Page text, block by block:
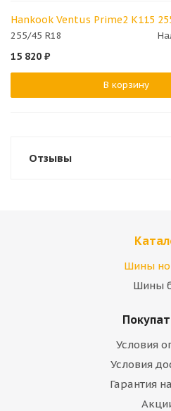
Hankook Ventus Prime2 K115
255/45 R18
15 820 ₽
В корзину
Отзывы
Шины
Шины
Условия
Условия
Гарантия